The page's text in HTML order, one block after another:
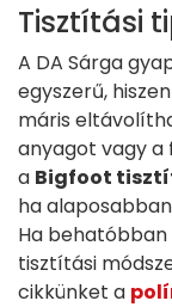
Tisztítási
A DA Sárga
egyszerű,
máris
anyagot vagy a
a Bigfoot
ha
Ha
tisztítási
cikkünket a